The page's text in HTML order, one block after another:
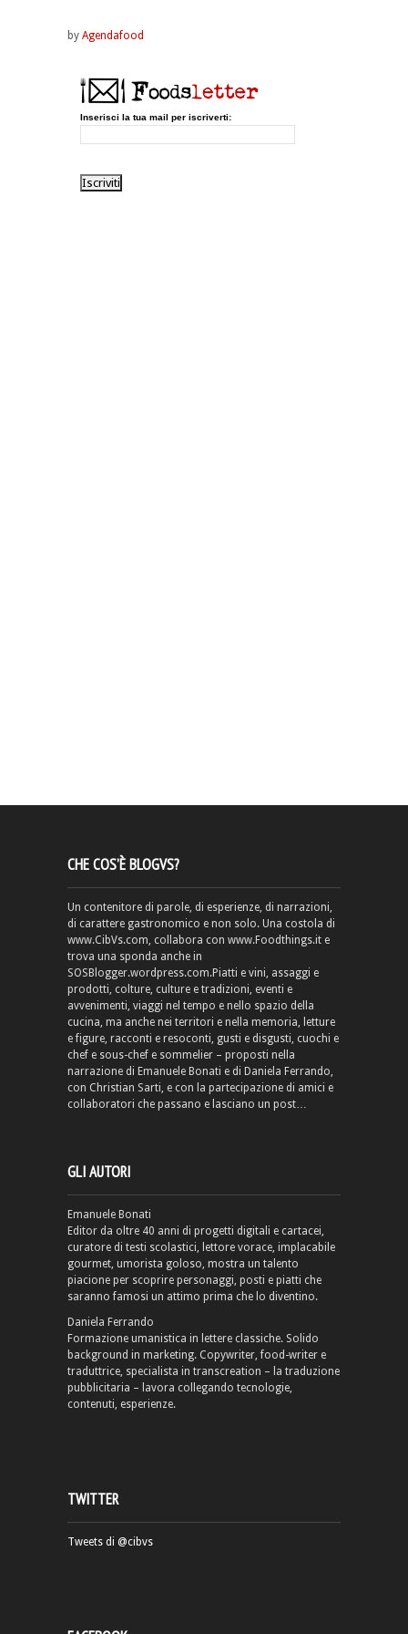
by Agendafood
Inserisci la tua mail per iscriverti:
CHE COS’È BLOGVS?
Un contenitore di parole, di esperienze, di narrazioni,
di carattere gastronomico e non solo. Una costola di
www.CibVs.com, collabora con www.Foodthings.it e
trova una sponda anche in
SOSBlogger.wordpress.com.Piatti e vini, assaggi e
prodotti, colture, culture e tradizioni, eventi e
avvenimenti, viaggi nel tempo e nello spazio della
cucina, ma anche nei territori e nella memoria, letture
e figure, racconti e resoconti, gusti e disgusti, cuochi e
chef e sous-chef e sommelier – proposti nella
narrazione di Emanuele Bonati e di Daniela Ferrando,
con Christian Sarti, e con la partecipazione di amici e
collaboratori che passano e lasciano un post…
GLI AUTORI
Emanuele Bonati
Editor da oltre 40 anni di progetti digitali e cartacei,
curatore di testi scolastici, lettore vorace, implacabile
gourmet, umorista goloso, mostra un talento
piacione per scoprire personaggi, posti e piatti che
saranno famosi un attimo prima che lo diventino.
Daniela Ferrando
Formazione umanistica in lettere classiche. Solido
background in marketing. Copywriter, food-writer e
traduttrice, specialista in transcreation – la traduzione
pubblicitaria – lavora collegando tecnologie,
contenuti, esperienze.
TWITTER
Tweets di @cibvs